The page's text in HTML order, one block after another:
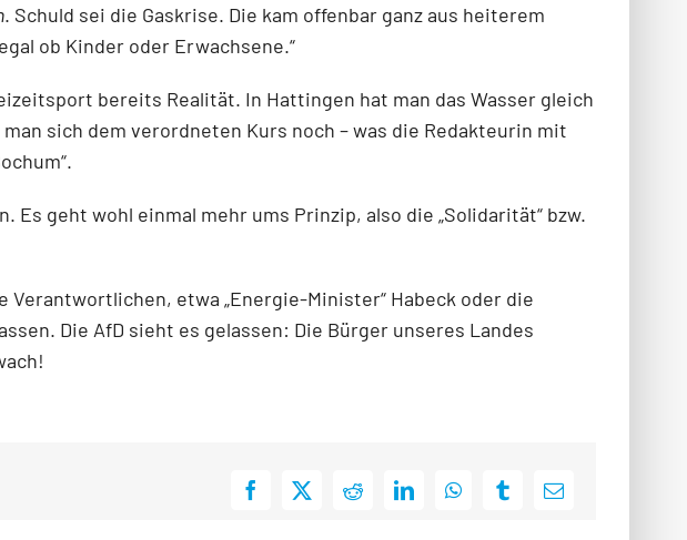
. Schuld sei die Gaskrise. Die kam offenbar ganz aus heiterem
ob Kinder oder Erwachsene.“
bereits Realität. In Hattingen hat man das Wasser gleich
sich dem verordneten Kurs noch – was die Redakteurin mit
geht wohl einmal mehr ums Prinzip, also die „Solidarität“ bzw.
etwa „Energie-Minister“ Habeck oder die
Die AfD sieht es gelassen: Die Bürger unseres Landes
Facebook
X RedditLinkedInWhatsAppTumblrE-